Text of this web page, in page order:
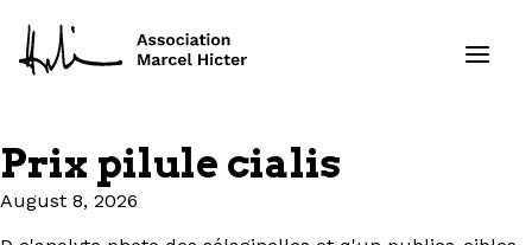
Formations
Prix pilule cialis
August 8, 2026